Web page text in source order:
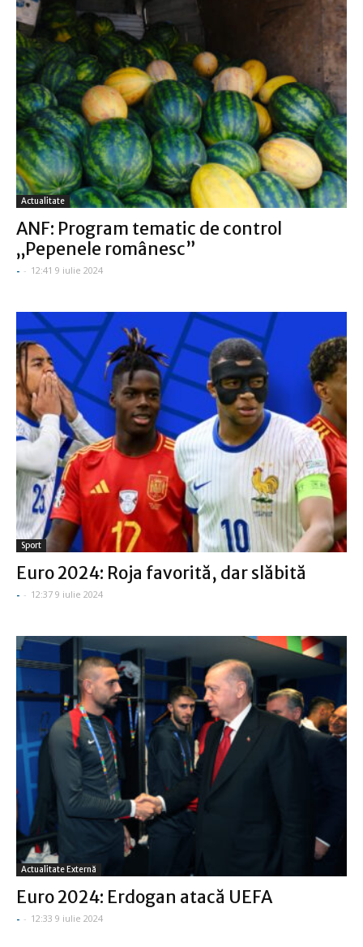
Actualitate
ANF: Program tematic de control
„Pepenele românesc”
- - 12:41 9 iulie 2024
Sport
Euro 2024: Roja favorită, dar slăbită
- - 12:37 9 iulie 2024
Actualitate Externă
Euro 2024: Erdogan atacă UEFA
- - 12:33 9 iulie 2024